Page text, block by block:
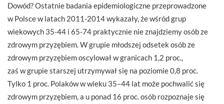
Dowód? Ostatnie badania epidemiologiczne przeprowadzone
w Polsce w latach 2011-2014 wykazały, że wśród grup
wiekowych 35-44 i 65-74 praktycznie nie znajdziemy osób ze
zdrowym przyzębiem. W grupie młodszej odsetek osób ze
zdrowym przyzębiem oscylował w granicach 1,2 proc.,
zaś w grupie starszej utrzymywał się na poziomie 0,8 proc.
Tylko 1 proc. Polaków w wieku 35–44 lat może pochwalić się
zdrowym przyzębiem, a u ponad 16 proc. osób rozpoznaje się